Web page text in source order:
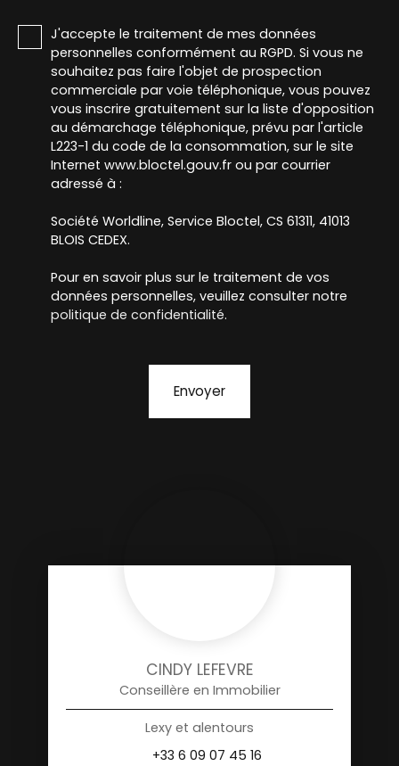
J'accepte le traitement de mes données
personnelles conformément au RGPD. Si vous ne
souhaitez pas faire l'objet de prospection
commerciale par voie téléphonique, vous pouvez
vous inscrire gratuitement sur la liste d'opposition
au démarchage téléphonique, prévu par l'article
L223-1 du code de la consommation, sur le site
Internet www.bloctel.gouv.fr ou par courrier
adressé à :
Société Worldline, Service Bloctel, CS 61311, 41013
BLOIS CEDEX.
Pour en savoir plus sur le traitement de vos
données personnelles, veuillez consulter notre
politique de confidentialité.
Envoyer
CINDY LEFEVRE
Conseillère en Immobilier
Lexy et alentours
+33 6 09 07 45 16